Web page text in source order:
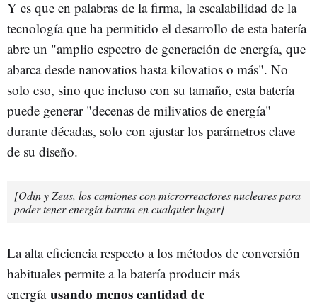
Y es que en palabras de la firma, la escalabilidad de la
tecnología que ha permitido el desarrollo de esta batería
abre un "amplio espectro de generación de energía, que
abarca desde nanovatios hasta kilovatios o más". No
solo eso, sino que incluso con su tamaño, esta batería
puede generar "decenas de milivatios de energía"
durante décadas, solo con ajustar los parámetros clave
de su diseño.
[Odin y Zeus, los camiones con microrreactores nucleares para
poder tener energía barata en cualquier lugar]
La alta eficiencia respecto a los métodos de conversión
habituales permite a la batería producir más
energía usando menos cantidad de